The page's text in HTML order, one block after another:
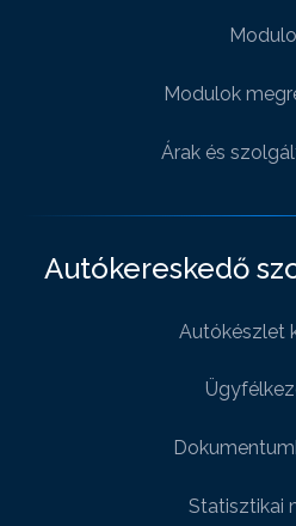
Modulok
Árak és
Autókereskedő
Autókészlet
Statisztikai